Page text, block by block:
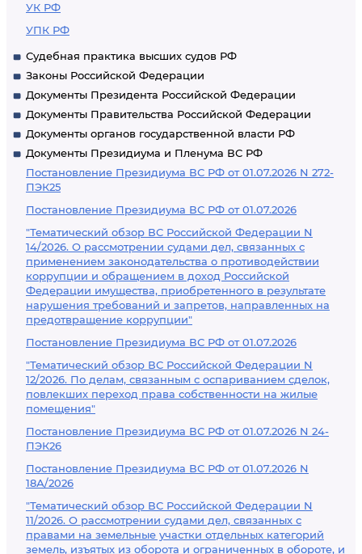
УК РФ
УПК РФ
Судебная практика высших судов РФ
Законы Российской Федерации
Документы Президента Российской Федерации
Документы Правительства Российской Федерации
Документы органов государственной власти РФ
Документы Президиума и Пленума ВС РФ
Постановление Президиума ВС РФ от 01.07.2026 N 272-
ПЭК25
Постановление Президиума ВС РФ от 01.07.2026
"Тематический обзор ВС Российской Федерации N
14/2026. О рассмотрении судами дел, связанных с
применением законодательства о противодействии
коррупции и обращением в доход Российской
Федерации имущества, приобретенного в результате
нарушения требований и запретов, направленных на
предотвращение коррупции"
Постановление Президиума ВС РФ от 01.07.2026
"Тематический обзор ВС Российской Федерации N
12/2026. По делам, связанным с оспариванием сделок,
повлекших переход права собственности на жилые
помещения"
Постановление Президиума ВС РФ от 01.07.2026 N 24-
ПЭК26
Постановление Президиума ВС РФ от 01.07.2026 N
18А/2026
"Тематический обзор ВС Российской Федерации N
11/2026. О рассмотрении судами дел, связанных с
правами на земельные участки отдельных категорий
земель, изъятых из оборота и ограниченных в обороте, и